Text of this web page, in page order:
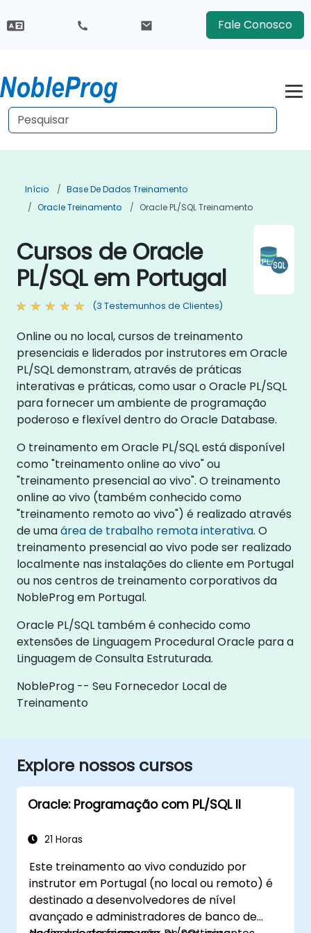
Fale Conosco
Início
Base De Dados Treinamento
Oracle Treinamento
Oracle PL/SQL Treinamento
Cursos de Oracle
PL/SQL em Portugal
(3 Testemunhos de Clientes)
Online ou no local, cursos de treinamento
presenciais e liderados por instrutores em Oracle
PL/SQL demonstram, através de práticas
interativas e práticas, como usar o Oracle PL/SQL
para fornecer um ambiente de programação
poderoso e flexível dentro do Oracle Database.
O treinamento em Oracle PL/SQL está disponível
como "treinamento online ao vivo" ou
"treinamento presencial ao vivo". O treinamento
online ao vivo (também conhecido como
"treinamento remoto ao vivo") é realizado através
de umaárea de trabalho remota interativa. O
treinamento presencial ao vivo pode ser realizado
localmente nas instalações do cliente em Portugal
ou nos centros de treinamento corporativos da
NobleProg em Portugal.
Oracle PL/SQL também é conhecido como
extensões de Linguagem Procedural Oracle para a
Linguagem de Consulta Estruturada.
NobleProg -- Seu Fornecedor Local de
Treinamento
Explore nossos cursos
Oracle: Programação com PL/SQL II
21 Horas
Este treinamento ao vivo conduzido por
instrutor em Portugal (no local ou remoto) é
destinado a desenvolvedores de nível
avançado e administradores de banco de